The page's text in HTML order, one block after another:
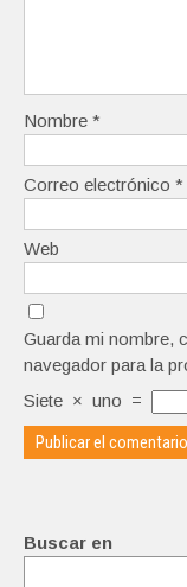
Nombre *
Correo electrónico *
Web
Guarda mi nombre,
navegador para la
Siete × uno =
Buscar en